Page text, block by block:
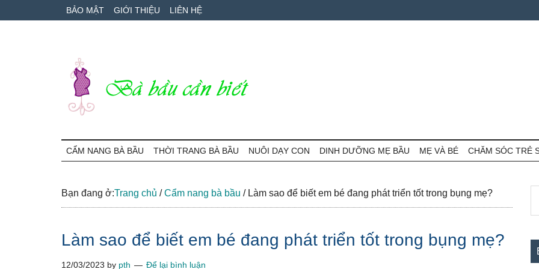
to
to
qua
BẢO MẬT GIỚI THIỆU LIÊN HỆ
Bà
Bầu
Cần
nang
mang
và
chăm
CẨM NANG BÀ BẦU THỜI TRANG BÀ BẦU NUÔI DẠY CON DINH DƯỠNG MẸ BẦU MẸ VÀ BÉ CHĂM SÓC TRẺ
Bạn đang ở:Trang chủ / Cẩm nang bà bầu /Làm sao để biết em bé đang phát triển tốt trong bụng mẹ?
Làm sao để biết em bé đang phát triển tốt trong bụng mẹ?
12/03/2023 by pth Để lại bình luận
...